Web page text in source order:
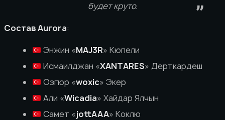
будет круто.
Состав Aurora:
Энжин «MAJ3R» Кюпели
Исмаилджан «XANTARES» Дерткардеш
Озгюр «woxic» Экер
Али «Wicadia» Хайдар Ялчын
Самет «jottAAA» Коклю